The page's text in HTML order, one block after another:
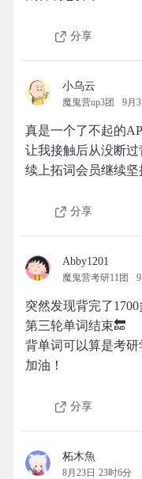
分享
小乌云
魔鬼营up3团 9月
真是一个了不起的
让我接触后从没断过
续上拓词会员继续坚
分享
Abby1201
魔鬼营考研11团
突然发现背完了
第三轮单词结束🔚
背单词可以算是考
加油！
分享
柘木魚
8月23日 23时6分